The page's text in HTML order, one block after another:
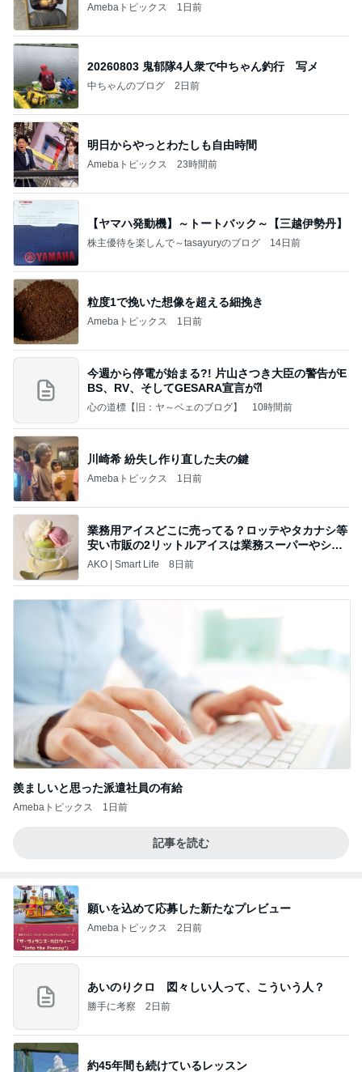
Amebaトピックス 1日前
20260803 鬼郁隊4人衆で中ちゃん釣行 写メ
中ちゃんのブログ 2日前
明日からやっとわたしも自由時間
Amebaトピックス 23時間前
【ヤマハ発動機】～トートバック～【三越伊勢丹】
株主優待を楽しんで～tasayuryのブログ 14日前
粒度1で挽いた想像を超える細挽き
Amebaトピックス 1日前
今週から停電が始まる?! 片山さつき大臣の警告がE
BS、RV、そしてGESARA宣言が⁈
心の道標【旧：ヤ～ベェのブログ】 10時間前
川崎希 紛失し作り直した夫の鍵
Amebaトピックス 1日前
業務用アイスどこに売ってる？ロッテやタカナシ等
安い市販の2リットルアイスは業務スーパーやシャ
トレ
AKO | Smart Life 8日前
羨ましいと思った派遣社員の有給
Amebaトピックス 1日前
記事を読む
願いを込めて応募した新たなプレビュー
Amebaトピックス 2日前
あいのりクロ 図々しい人って、こういう人？
勝手に考察 2日前
約45年間も続けているレッスン